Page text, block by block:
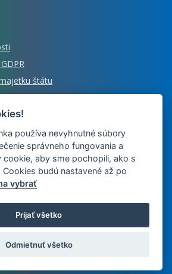
štátu
vet.
a inovácií| Správca obsahu Inštitút
používa nevyhnutné súbory
správneho fungovania a
cookie, aby sme pochopili, ako s
Cookies budú nastavené až po
vybrať
Prijať všetko
Odmietnuť všetko